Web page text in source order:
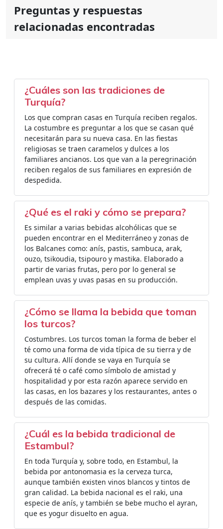
Preguntas y respuestas
relacionadas encontradas
¿Cuáles son las tradiciones de
Turquía?
Los que compran casas en Turquía reciben regalos.
La costumbre es preguntar a los que se casan qué
necesitarán para su nueva casa. En las fiestas
religiosas se traen caramelos y dulces a los
familiares ancianos. Los que van a la peregrinación
reciben regalos de sus familiares en expresión de
despedida.
¿Qué es el raki y cómo se prepara?
Es similar a varias bebidas alcohólicas que se
pueden encontrar en el Mediterráneo y zonas de
los Balcanes como: anís, pastis, sambuca, arak,
ouzo, tsikoudia, tsipouro y mastika. Elaborado a
partir de varias frutas, pero por lo general se
emplean uvas y uvas pasas en su producción.
¿Cómo se llama la bebida que toman
los turcos?
Costumbres. Los turcos toman la forma de beber el
té como una forma de vida típica de su tierra y de
su cultura. Allí donde se vaya en Turquía se
ofrecerá té o café como símbolo de amistad y
hospitalidad y por esta razón aparece servido en
las casas, en los bazares y los restaurantes, antes o
después de las comidas.
¿Cuál es la bebida tradicional de
Estambul?
En toda Turquía y, sobre todo, en Estambul, la
bebida por antonomasia es la cerveza turca,
aunque también existen vinos blancos y tintos de
gran calidad. La bebida nacional es el raki, una
especie de anís, y también se bebe mucho el ayran,
que es yogur disuelto en agua.